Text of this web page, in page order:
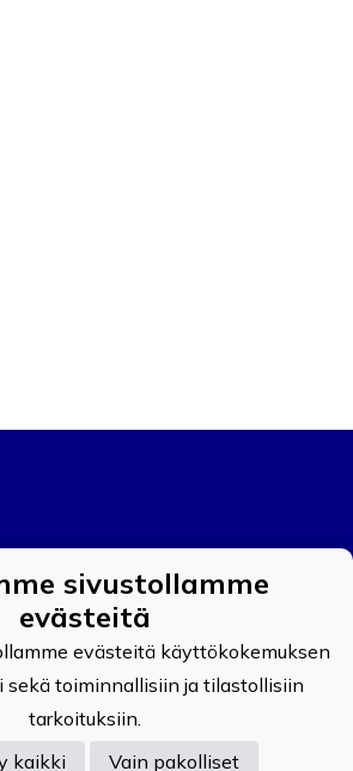
Urheilijat ry
sivustollamme
evästeitä
evästeitä käyttökokemuksen
sekä toiminnallisiin ja tilastollisiin
tarkoituksiin.
kaikki
Vain pakolliset